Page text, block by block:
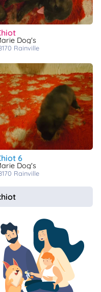
chiot
Marie Dog's
rainville
chiot 6
Marie Dog's
rainville